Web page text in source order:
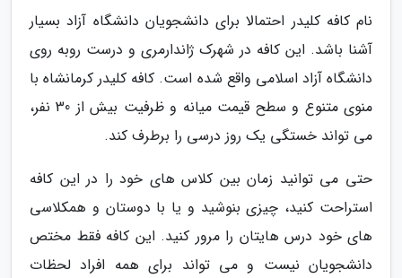
نام کافه کلیدر احتمالا برای دانشجویان دانشگاه آزاد بسیار
آشنا باشد. این کافه در شهرک ژاندارمری و درست روبه روی
دانشگاه آزاد اسلامی واقع شده است. کافه کلیدر کرمانشاه با
منوی متنوع و سطح قیمت میانه و ظرفیت بیش از 30 نفر،
می تواند خستگی یک روز درسی را برطرف کند.
حتی می توانید زمان بین کلاس های خود را در این کافه
استراحت کنید، چیزی بنوشید و یا با دوستان و همکلاسی
های خود درس هایتان را مرور کنید. این کافه فقط مختص
دانشجویان نیست و می تواند برای همه افراد لحظات